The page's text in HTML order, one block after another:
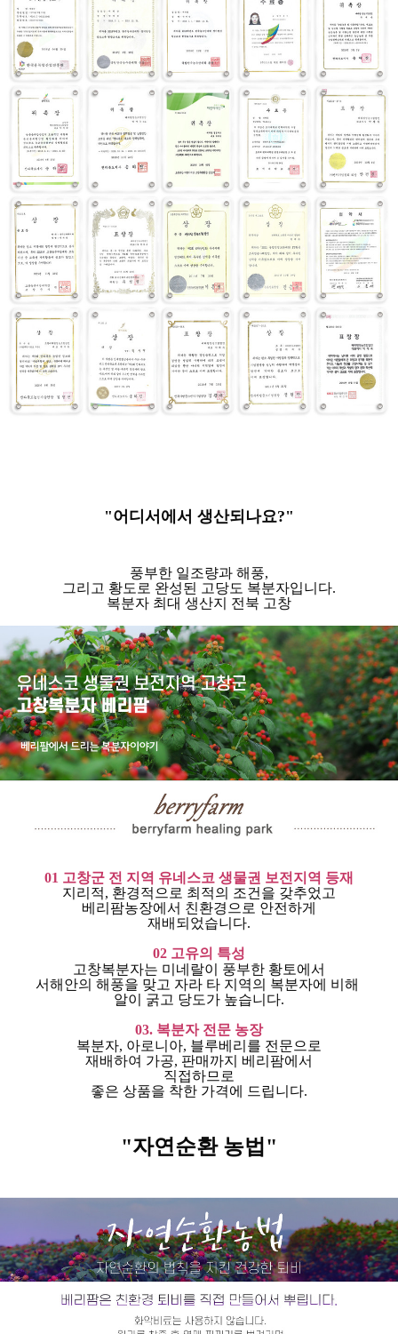
"어디서에서 생산되나요?"
풍부한 일조량과 해풍,
그리고 황도로 완성된 고당도 복분자입니다.
복분자 최대 생산지 전북 고창
01 고창군 전 지역 유네스코 생물권 보전지역 등재
지리적, 환경적으로 최적의 조건을 갖추었고
베리팜농장에서 친환경으로 안전하게
재배되었습니다.
02 고유의 특성
고창복분자는 미네랄이 풍부한 황토에서
서해안의 해풍을 맞고 자라 타 지역의 복분자에 비해 ​
알이 굵고 당도가 높습니다.
03. 복분자 전문 농장
복분자, 아로니아, 블루베리를 전문으로
재배하여 가공, 판매까지 베리팜에서
직접하므로
좋은 상품을 착한 가격에 드립니다.
"자연순환 농법"